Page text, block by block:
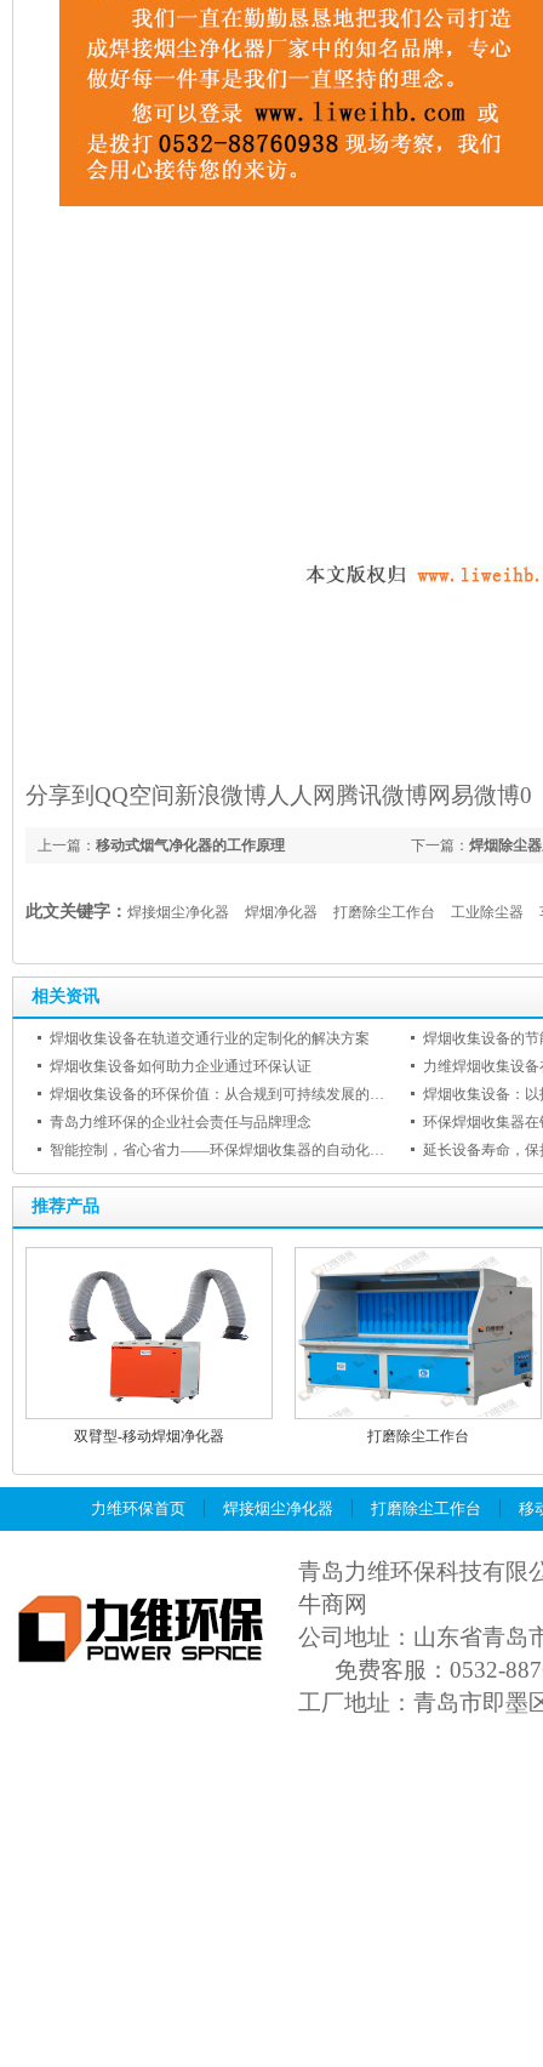
分享到 QQ空间新浪微博人人网 腾讯微博网易微博0
下一篇： 焊烟除尘
上一篇： 移动式烟气净化器的工作原理
此文关键字： 焊接烟尘净化器 焊烟净化器 打磨除尘工作台 工业除尘器
相关资讯
焊烟收集设备在轨道交通行业的定制化的解决方案
焊烟收集设备如何助力企业通过环保认证
力维焊烟收集设
焊烟收集设备的环保价值：从合规到可持续发展的跨越
焊烟收集设备：
青岛力维环保的企业社会责任与品牌理念
环保焊烟收集器
智能控制，省心省力——环保焊烟收集器的自动化功能与用户体验提升
推荐产品
双臂型-移动焊烟净化器 打磨除尘工作台
力维环保首页 焊接烟尘净化器 打磨除尘工作台 移
青岛力维环保科技有限
牛商网
公司地址：山东省青岛
免费客服：0532-
工厂地址：青岛市即墨